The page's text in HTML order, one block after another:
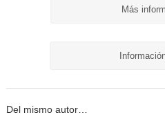
Más
Del mismo autor…